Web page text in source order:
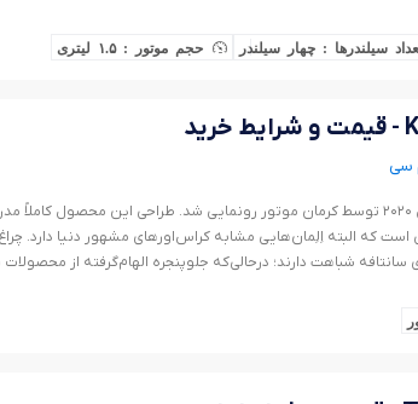
سیلندرها : چهار سیلندر حجم موتور : ۱.۵ لیتری
جک کا7 اواسط سال ۲۰۲۰ توسط کرمان موتور رونمایی شد. طراحی این محصول
است که البته اِلِمان‌هایی مشابه کراس‌اورهای مشهور دنیا دارد.
شباهت دارند؛ درحالی‌که جلوپنجره الهام‌گرفته از محصولات